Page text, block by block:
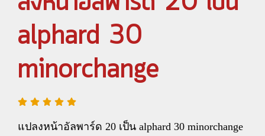
alphard 30
minorchange
แปลงหน้าอัลพาร์ด 20 เป็น alphard 30 minorchange